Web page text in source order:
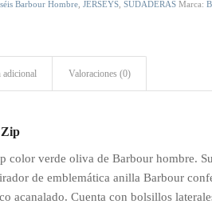
Barbour Hombre ,JERSEYS ,SUDADERAS Marca:
adicional Valoraciones (0)
Zip
color verde oliva de Barbour hombre.
de emblemática anilla Barbour
acanalado. Cuenta con bolsillos